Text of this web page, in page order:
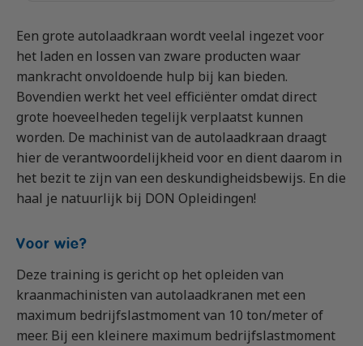
Rijbewijs D (Bus)
Bus met aanhanger rijbewijs (DE)
Lange Zware Voertuigen (LZV)
Trekker (T)
Taxi (Opleiding taxichauffeur)
Training elektrische bestelbus
OGS+ Opleiding
Reachtruck
VCA
Veiligheidstrainingen op maat
Praktijktrainer (PTN)
Taaltraining Engels
Een grote autolaadkraan wordt veelal ingezet voor
het laden en lossen van zware producten waar
mankracht onvoldoende hulp bij kan bieden.
Bovendien werkt het veel efficiënter omdat direct
grote hoeveelheden tegelijk verplaatst kunnen
worden. De machinist van de autolaadkraan draagt
hier de verantwoordelijkheid voor en dient daarom in
het bezit te zijn van een deskundigheidsbewijs. En die
haal je natuurlijk bij DON Opleidingen!
Voor wie?
Deze training is gericht op het opleiden van
kraanmachinisten van autolaadkranen met een
maximum bedrijfslastmoment van 10 ton/meter of
meer. Bij een kleinere maximum bedrijfslastmoment